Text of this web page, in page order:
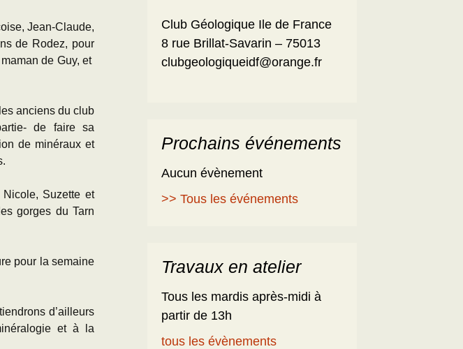
Jean-Claude,
de Rodez, pour
de Guy, et
anciens du club
de faire sa
de minéraux et
Suzette et
gorges du Tarn
pour la semaine
d’ailleurs
et à la
Club Géologique Ile de France
8 rue Brillat-Savarin – 75013
clubgeologiqueidf@orange.fr
Prochains événements
Aucun évènement
>> Tous les événements
Travaux en atelier
Tous les mardis après-midi à
partir de 13h
tous les évènements